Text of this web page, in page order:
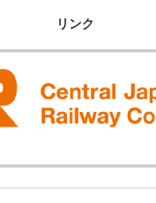
リンク